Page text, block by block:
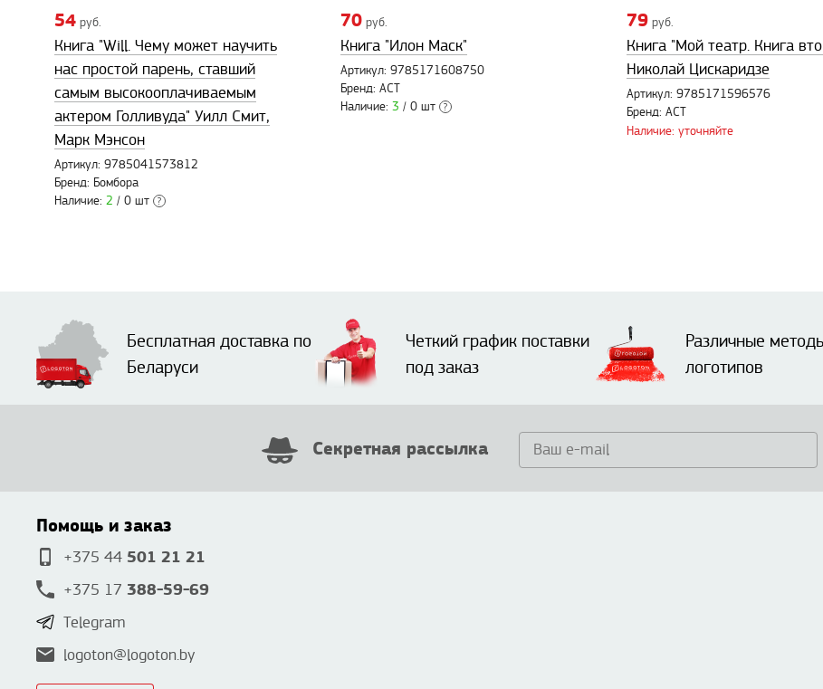
54 руб.
Книга "Will. Чему может научить
нас простой парень, ставший
самым высокооплачиваемым
актером Голливуда" Уилл Смит,
Марк Мэнсон
Артикул: 9785041573812
Бренд: Бомбора
Наличие: 2 / 0 шт ?
70 руб.
Книга "Илон Маск"
Артикул: 9785171608750
Бренд: АСТ
Наличие: 3 / 0 шт ?
79 руб.
Книга "Мой театр. Книга
Николай Цискаридзе
Артикул: 9785171596576
Бренд: АСТ
Наличие: уточняйте
Бесплатная доставка по
Беларуси
Четкий график поставки
под заказ
Различные
логотипов
Секретная рассылка
Помощь и заказ
+375 44 501 21 21
+375 17 388-59-69
Telegram
logoton@logoton.by